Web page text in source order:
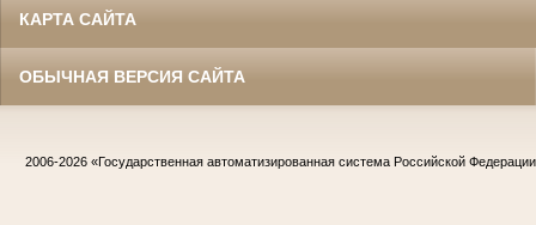
КАРТА САЙТА
ОБЫЧНАЯ ВЕРСИЯ САЙТА
2006-2026 «Государственная автоматизированная система Российской